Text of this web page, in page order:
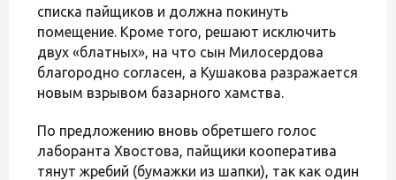
списка пайщиков и должна покинуть
помещение. Кроме того, решают исключить
двух «блатных», на что сын Милосердова
благородно согласен, а Кушакова разражается
новым взрывом базарного хамства.
По предложению вновь обретшего голос
лаборанта Хвостова, пайщики кооператива
тянут жребий (бумажки из шапки), так как один